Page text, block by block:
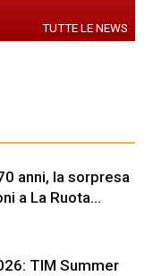
TUTTE LE NEWS
anni, la sorpresa
a La Ruota...
TIM Summer